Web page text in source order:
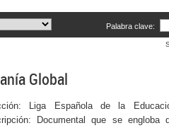
Palabra clave:
Global
Liga Española de la
Documental que se